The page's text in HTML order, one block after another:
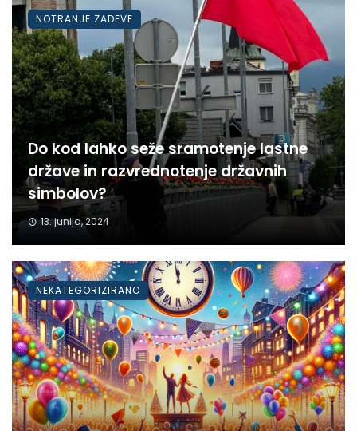
Do kod lahko seže sramotenje lastne
države in razvrednotenje državnih
simbolov?
13. junija, 2024
NOTRANJE ZADEVE
NEKATEGORIZIRANO